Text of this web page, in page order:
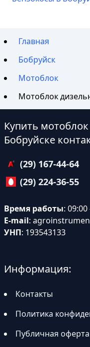
Главная
Бобруйск
Мотоблок
Мотоблок
Купить
Бобруйске
(29) 167-44-64
(29) 224-36-55
Время работы:
E-mail:
УНП: 193543133
Информация:
Контакты
Политика
Публичная оферта